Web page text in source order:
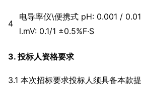
4
电导率仪\便携式 pH: 0.001 /
l.mV: 0.1/1 ±0.5%F·S
3. 投标人资格要求
3.1 本次招标要求投标人须具备本款